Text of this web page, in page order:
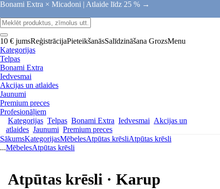
Bonami Extra × Micadoni | Atlaide līdz 25 % →
10 € jumsReģistrācijaPieteikšanāsSalīdzināšana GrozsMenu
Kategorijas
Telpas
Bonami Extra
Iedvesmai
Akcijas un atlaides
Jaunumi
Premium preces
Profesionāļiem
Kategorijas Telpas Bonami Extra Iedvesmai Akcijas un
atlaides Jaunumi Premium preces
SākumsKategorijasMēbelesAtpūtas krēsliAtpūtas krēsli
...MēbelesAtpūtas krēsli
Atpūtas krēsli · Karup